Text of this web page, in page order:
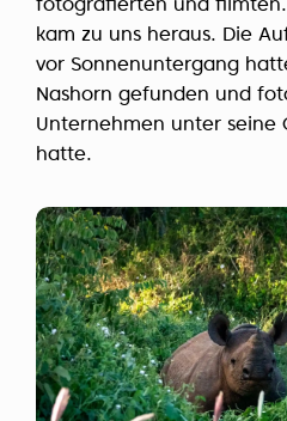
fotografierten und
kam zu uns heraus. Die
vor Sonnenuntergang
Nashorn gefunden und
Unternehmen unter seine
hatte.